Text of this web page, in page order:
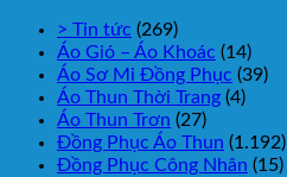
> Tin tức (269)
Áo Gió – Áo Khoác (14)
Áo Sơ Mi Đồng Phục (39)
Áo Thun Thời Trang (4)
Áo Thun Trơn (27)
Đồng Phục Áo Thun (1.192)
Đồng Phục Công Nhân (15)